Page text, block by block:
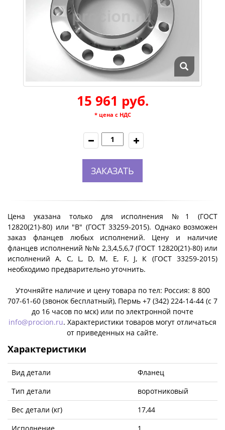
15 961 руб.
* цена с НДС
ЗАКАЗАТЬ
Цена указана только для исполнения №1 (ГОСТ
12820(21)-80) или "B" (ГОСТ 33259-2015). Однако возможен
заказ фланцев любых исполнений. Цену и наличие
фланцев исполнений №№ 2,3,4,5,6,7 (ГОСТ 12820(21)-80) или
исполнений A, C, L, D, M, E, F, J, К (ГОСТ 33259-2015)
необходимо предварительно уточнить.
Уточняйте наличие и цену товара по тел: Россия: 8 800
707-61-60 (звонок бесплатный), Пермь +7 (342) 224-14-44 (c 7
до 16 часов по мск) или по электронной почте
info@procion.ru. Характеристики товаров могут отличаться
от приведенных на сайте.
Характеристики
Вид детали
Фланец
Тип детали
воротниковый
Вес детали (кг)
17,44